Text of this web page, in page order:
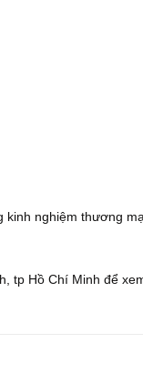
nghiệm thương
tp Hồ Chí Minh để